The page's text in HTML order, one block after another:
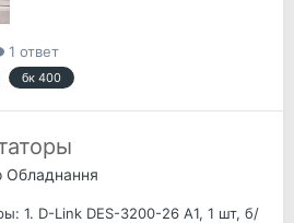
1 ответ
бк 400
Обладнання
1. D-Link DES-3200-26 A1, 1 шт, б/